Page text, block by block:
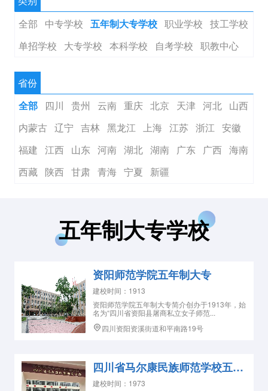
全部 中专学校 五年制大专学校 职业学校 技工学校
单招学校 大专学校 本科学校 自考学校 职教中心
省份
全部 四川 贵州 云南 重庆 北京 天津 河北 山西
内蒙古 辽宁 吉林 黑龙江 上海 江苏 浙江 安徽
福建 江西 山东 河南 湖北 湖南 广东 广西 海南
西藏 陕西 甘肃 青海 宁夏 新疆
五年制大专学校
资阳师范学院五年制大专
建校时间：1913
资阳师范学院五年制大专简介创办于1913年，始
名为“四川省资阳县屠商私立女子师范...
四川资阳资溪街道和平南路19号
四川省马尔康民族师范学校五年制大专
建校时间：1973